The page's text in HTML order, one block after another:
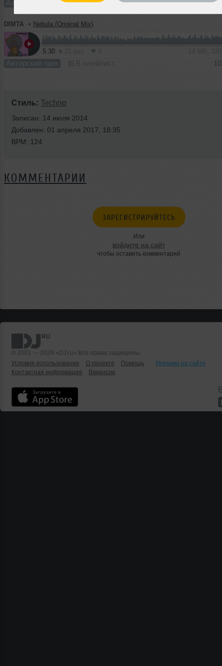
Авторский трек В плейлист
DIMTA ➝ Nebula (Original Mix)
5:30
Авторский трек
Стиль: Techno
Записан: 14 июля 2014
Добавлен: 01 апреля 2017, 18:35
BPM: 124
КОММЕНТАРИИ
ЗАРЕГИСТРИРУЙТЕСЬ
Или
войдите на сайт
чтобы оставить комментарий
© 2001 — 2026 «DJ.ru» Все права защищены.
Условия использования
О проекте Помощь
Реклама на сайте
Контактная информация
Вакансии